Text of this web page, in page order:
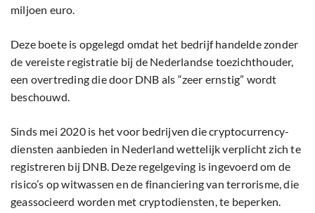
miljoen euro.
Deze boete is opgelegd omdat het bedrijf handelde zonder
de vereiste registratie bij de Nederlandse toezichthouder,
een overtreding die door DNB als “zeer ernstig” wordt
beschouwd.
Sinds mei 2020 is het voor bedrijven die cryptocurrency-
diensten aanbieden in Nederland wettelijk verplicht zich te
registreren bij DNB. Deze regelgeving is ingevoerd om de
risico’s op witwassen en de financiering van terrorisme, die
geassocieerd worden met cryptodiensten, te beperken.